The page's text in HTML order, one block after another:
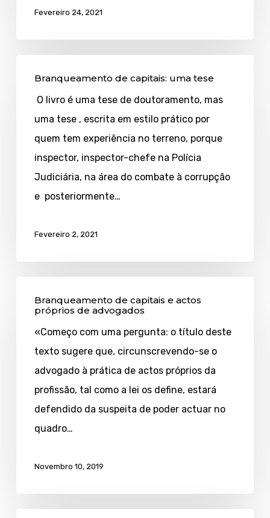
Fevereiro 24, 2021
capitais:
uma
tese
Branqueamento de capitais: uma tese
O livro é uma tese de doutoramento, mas
uma tese , escrita em estilo prático por
quem tem experiência no terreno, porque
inspector, inspector-chefe na Polícia
Judiciária, na área do combate à corrupção
e posteriormente…
Fevereiro 2, 2021
Branqueamento de capitais e actos
próprios de advogados
«Começo com uma pergunta: o título deste
texto sugere que, circunscrevendo-se o
advogado à prática de actos próprios da
profissão, tal como a lei os define, estará
defendido da suspeita de poder actuar no
quadro…
Novembro 10, 2019